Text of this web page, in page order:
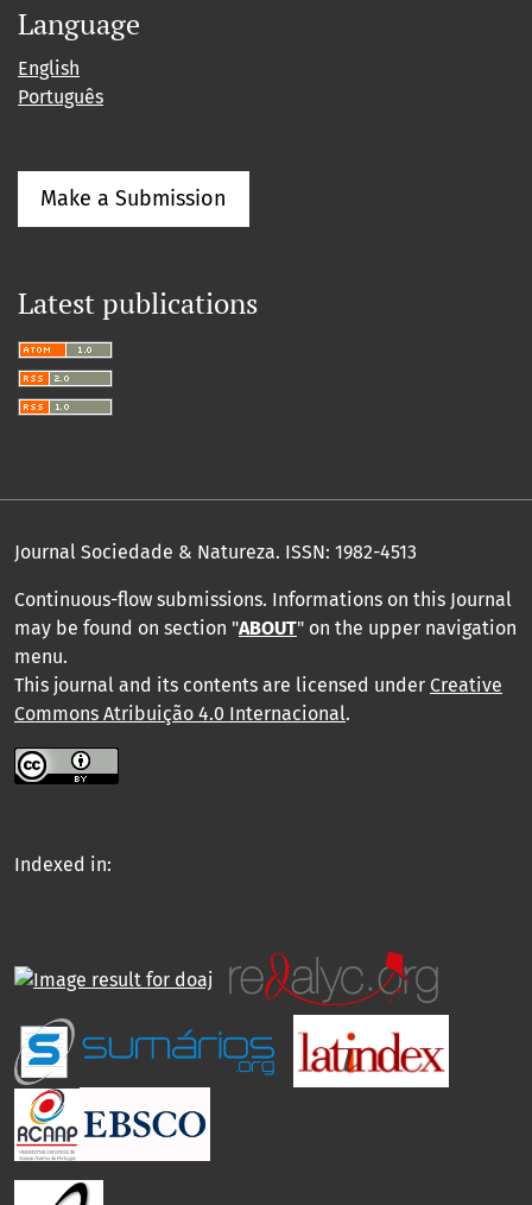
Language
English
Português
Make a Submission
Latest publications
Journal Sociedade & Natureza. ISSN: 1982-4513
Continuous-flow submissions. Informations on this Journal
may be found on section "ABOUT" on the upper navigation
menu.
This journal and its contents are licensed under Creative
Commons Atribuição 4.0 Internacional.
Indexed in: